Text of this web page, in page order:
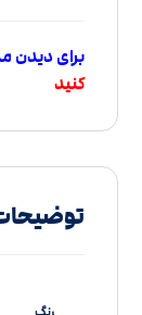
برای دیدن
کنید